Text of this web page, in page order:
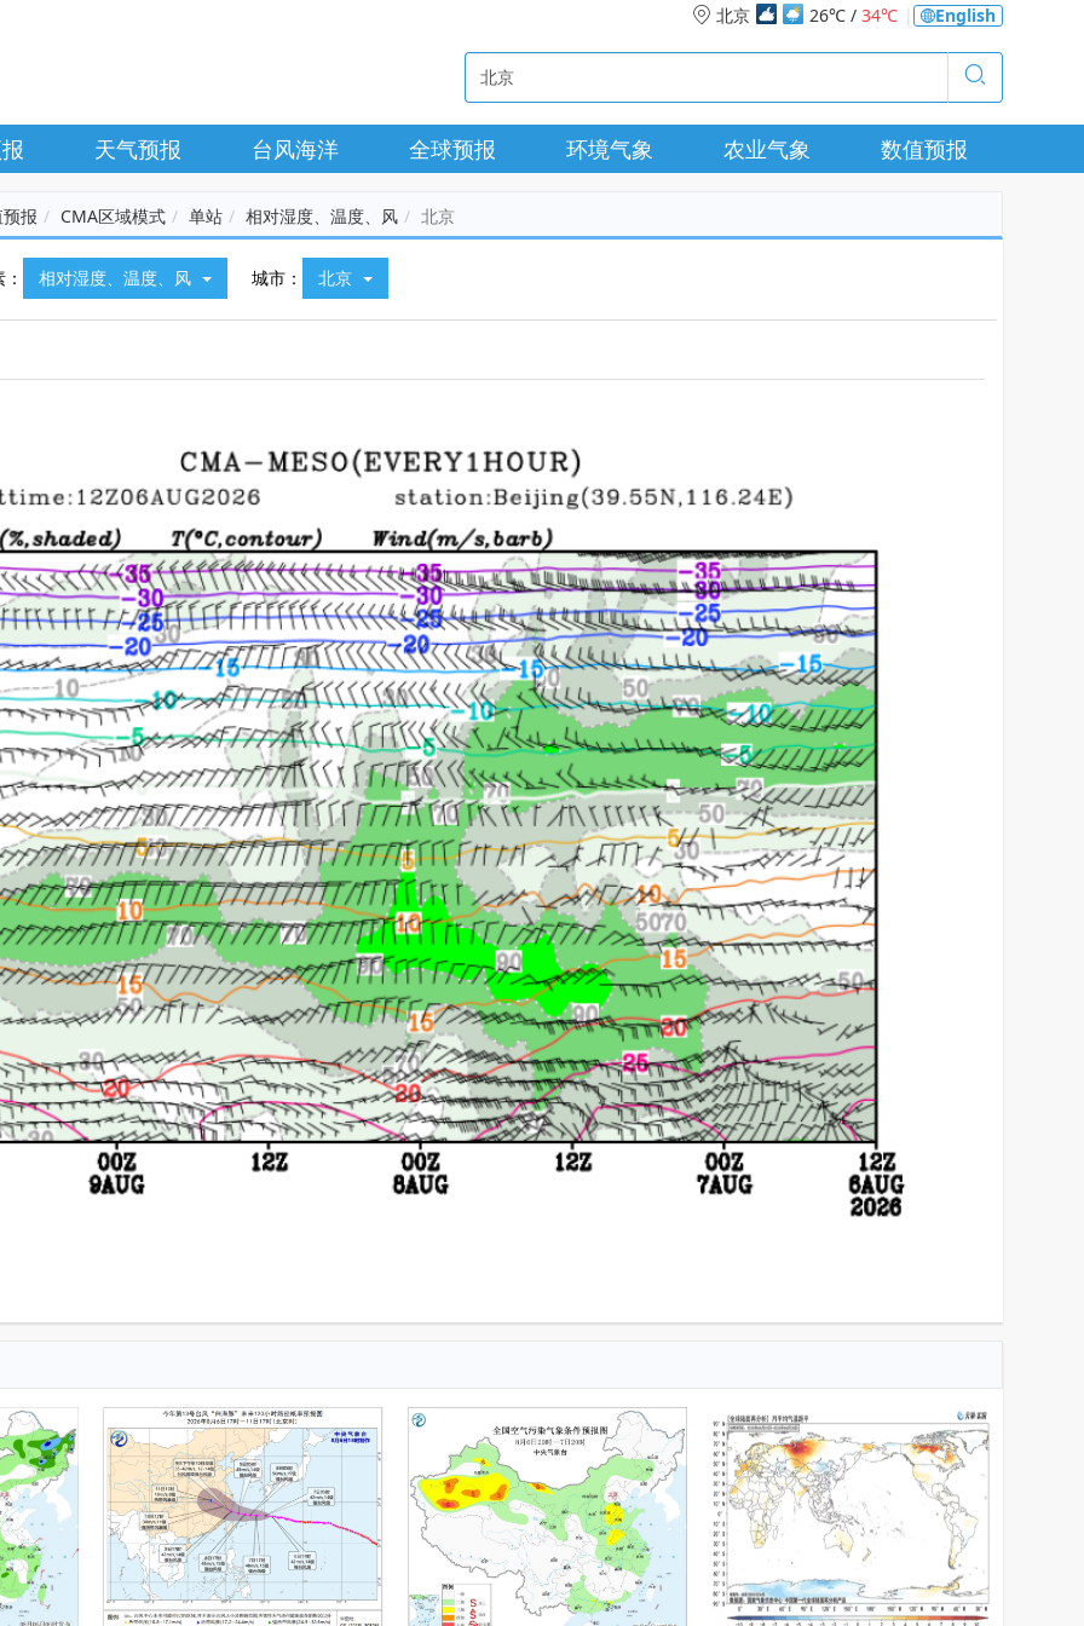
北京 26℃ / 34℃ English
天气预报 台风海洋 全球预报 环境气象 农业气象 数值预报
报 CMA区域模式 单站 相对湿度、温度、风 北京
相对湿度、温度、风 城市： 北京